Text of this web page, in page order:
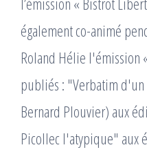
également co-animé
Roland Hélie l'émission
publiés : "Verbatim
Bernard Plouvier) aux
Picollec l'atypique" aux